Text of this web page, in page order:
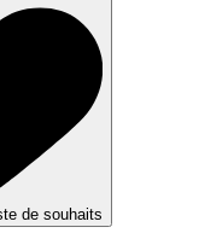
de souhaits